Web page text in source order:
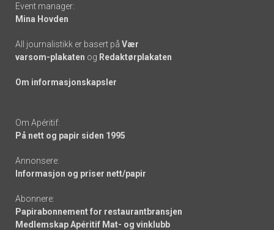
Event manager:
Mina Hovden
All journalistikk er basert på Vær
varsom-plakaten og Redaktørplakaten
Om informasjonskapsler
Om Apéritif:
På nett og papir siden 1995
Annonsere:
Informasjon og priser nett/papir
Abonnere:
Papirabonnement for restaurantbransjen
Medlemskap Apéritif Mat- og vinklubb